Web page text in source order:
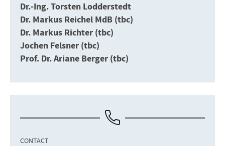
Dr.-Ing. Torsten Lodderstedt
Dr. Markus Reichel MdB (tbc)
Dr. Markus Richter (tbc)
Jochen Felsner (tbc)
Prof. Dr. Ariane Berger (tbc)
CONTACT